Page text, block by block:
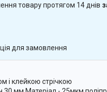
товару протягом 14 днів
для замовлення
і клейкою стрічкою